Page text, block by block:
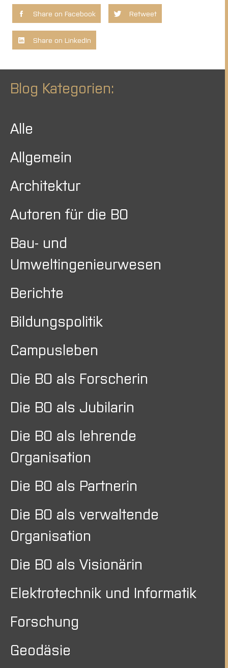
Share on Facebook Retweet
Share on LinkedIn
Blog Kategorien:
Alle
Allgemein
Architektur
Autoren für die BO
Bau- und
Umweltingenieurwesen
Berichte
Bildungspolitik
Campusleben
Die BO als Forscherin
Die BO als Jubilarin
Die BO als lehrende
Organisation
Die BO als Partnerin
Die BO als verwaltende
Organisation
Die BO als Visionärin
Elektrotechnik und Informatik
Forschung
Geodäsie